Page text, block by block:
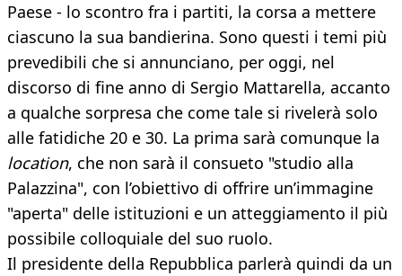
Paese - lo scontro fra i partiti, la corsa a mettere
ciascuno la sua bandierina. Sono questi i temi più
prevedibili che si annunciano, per oggi, nel
discorso di fine anno di Sergio Mattarella, accanto
a qualche sorpresa che come tale si rivelerà solo
alle fatidiche 20 e 30. La prima sarà comunque la
location, che non sarà il consueto "studio alla
Palazzina", con l’obiettivo di offrire un’immagine
"aperta" delle istituzioni e un atteggiamento il più
possibile colloquiale del suo ruolo.
Il presidente della Repubblica parlerà quindi da un